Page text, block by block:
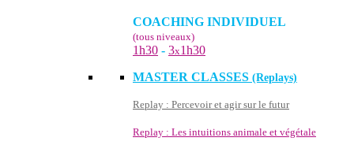
COACHING INDIVIDUEL
(tous niveaux)
1h30 - 3x1h30
MASTER CLASSES (Replays)
Replay : Percevoir et agir sur le futur
Replay : Les intuitions animale et végétale